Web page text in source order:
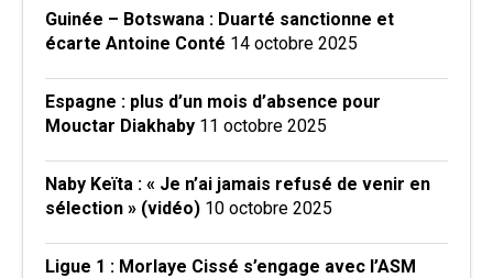
Guinée – Botswana : Duarté sanctionne et
écarte Antoine Conté 14 octobre 2025
Espagne : plus d’un mois d’absence pour
Mouctar Diakhaby 11 octobre 2025
Naby Keïta : « Je n’ai jamais refusé de venir en
sélection » (vidéo) 10 octobre 2025
Ligue 1 : Morlaye Cissé s’engage avec l’ASM